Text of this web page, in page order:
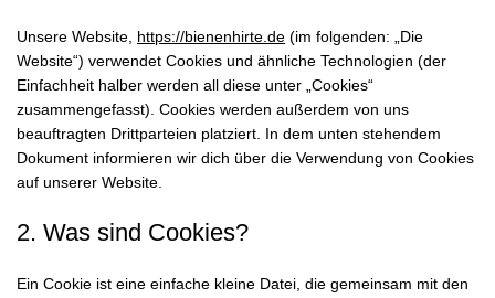
Unsere Website, https://bienenhirte.de (im folgenden: „Die
Website“) verwendet Cookies und ähnliche Technologien (der
Einfachheit halber werden all diese unter „Cookies“
zusammengefasst). Cookies werden außerdem von uns
beauftragten Drittparteien platziert. In dem unten stehendem
Dokument informieren wir dich über die Verwendung von Cookies
auf unserer Website.
2. Was sind Cookies?
Ein Cookie ist eine einfache kleine Datei, die gemeinsam mit den